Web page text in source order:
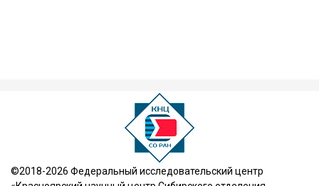
©2018-2026 Федеральный исследовательский центр